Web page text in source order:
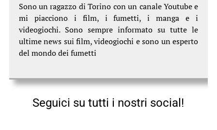
Sono un ragazzo di Torino con un canale Youtube e
mi piacciono i film, i fumetti, i manga e i
videogiochi. Sono sempre informato su tutte le
ultime news sui film, videogiochi e sono un esperto
del mondo dei fumetti
Seguici su tutti i nostri social!